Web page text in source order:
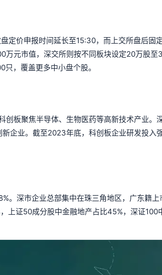
定价申报时间延长至15:30，而上交所盘后固
元市值，深交所则按不同板块设定20万股至
，覆盖更多中小盘个股。
创板聚焦半导体、生物医药等高新技术产业。
企业。截至2023年底，科创板企业研发投入强
。深市企业总部集中在珠三角地区，广东籍上
上证50成分股中金融地产占比45%，深证100